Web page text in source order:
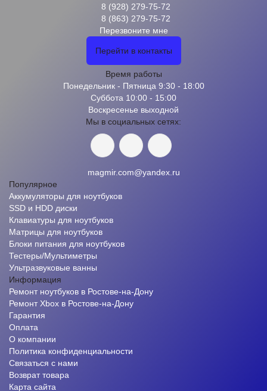
8 (928) 279-75-72
8 (863) 279-75-72
Перезвоните мне
Перейти в контакты
Время работы
Понедельник - Пятница 9:30 - 18:00
Суббота 10:00 - 15:00
Воскресенье выходной
Мы в социальных сетях:
magmir.com@yandex.ru
Популярное
Аккумуляторы для ноутбуков
SSD и HDD диски
Клавиатуры для ноутбуков
Матрицы для ноутбуков
Блоки питания для ноутбуков
Тестеры/Мультиметры
Ультразвуковые ванны
Информация
Ремонт ноутбуков в Ростове-на-Дону
Ремонт Xbox в Ростове-на-Дону
Гарантия
Оплата
О компании
Политика конфиденциальности
Связаться с нами
Возврат товара
Карта сайта